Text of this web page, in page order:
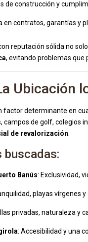
de construcción y
en contratos, garantías y
reputación sólida no
, evitando problemas que
Ubicación
factor determinante en
campos de golf, colegios
de revalorización
buscadas:
Banús: Exclusividad,
playas vírgenes
privadas, naturaleza y
: Accesibilidad y una